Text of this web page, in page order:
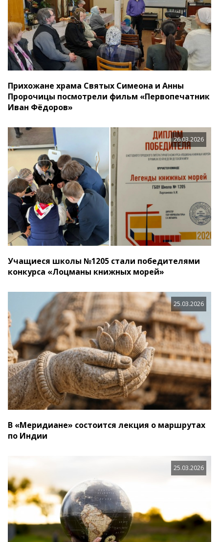
Прихожане храма Святых Симеона и Анны
Пророчицы посмотрели фильм «Первопечатник
Иван Фёдоров»
26.03.2026
Учащиеся школы №1205 стали победителями
конкурса «Лоцманы книжных морей»
25.03.2026
В «Меридиане» состоится лекция о маршрутах
по Индии
25.03.2026